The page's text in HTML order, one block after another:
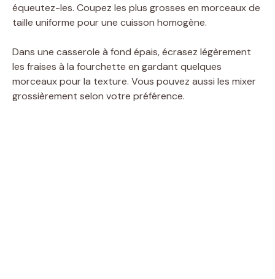
équeutez-les. Coupez les plus grosses en morceaux de
taille uniforme pour une cuisson homogène.
Dans une casserole à fond épais, écrasez légèrement
les fraises à la fourchette en gardant quelques
morceaux pour la texture. Vous pouvez aussi les mixer
grossièrement selon votre préférence.